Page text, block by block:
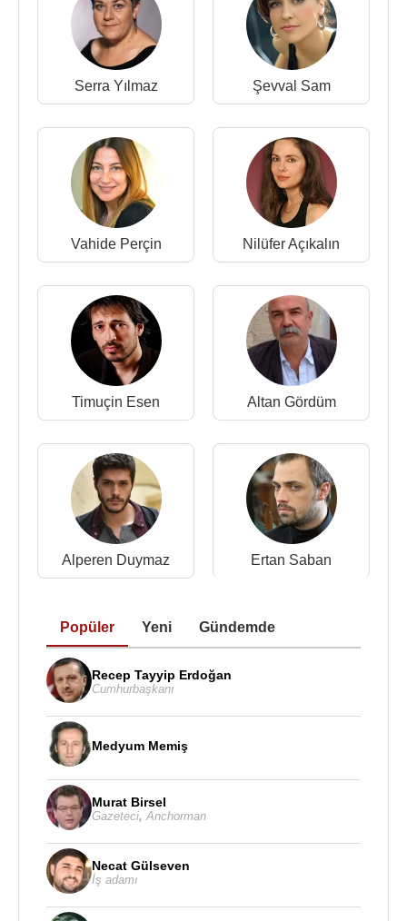
Serra Yılmaz Şevval Sam
Vahide Perçin Nilüfer Açıkalın
Timuçin Esen Altan Gördüm
Alperen Duymaz Ertan Saban
Popüler Yeni Gündemde
Recep Tayyip Erdoğan
Cumhurbaşkanı
Medyum Memiş
Murat Birsel
Gazeteci,Anchorman
Necat Gülseven
İş adamı